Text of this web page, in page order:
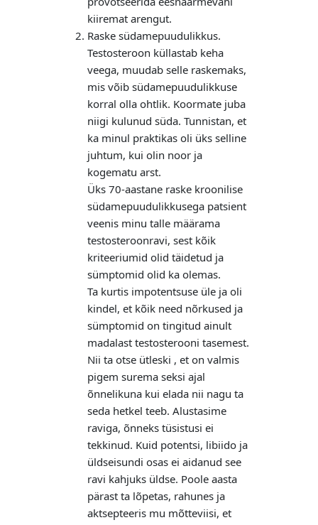
kiiremat arengut.
Raske südamepuudulikkus.
Testosteroon küllastab keha
veega, muudab selle raskemaks,
mis võib südamepuudulikkuse
korral olla ohtlik. Koormate juba
niigi kulunud süda. Tunnistan, et
ka minul praktikas oli üks selline
juhtum, kui olin noor ja
kogematu arst.
Üks 70-aastane raske kroonilise
südamepuudulikkusega patsient
veenis minu talle määrama
testosteroonravi, sest kõik
kriteeriumid olid täidetud ja
sümptomid olid ka olemas.
Ta kurtis impotentsuse üle ja oli
kindel, et kõik need nõrkused ja
sümptomid on tingitud ainult
madalast testosterooni tasemest.
Nii ta otse ütleski , et on valmis
pigem surema seksi ajal
õnnelikuna kui elada nii nagu ta
seda hetkel teeb. Alustasime
raviga, õnneks tüsistusi ei
tekkinud. Kuid potentsi, libiido ja
üldseisundi osas ei aidanud see
ravi kahjuks üldse. Poole aasta
pärast ta lõpetas, rahunes ja
aktsepteeris mu mõtteviisi, et